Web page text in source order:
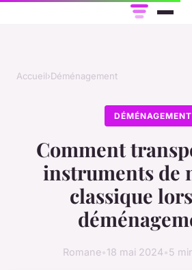
Accueil›Déménagement
DÉMÉNAGEMENT
Comment
instruments de
classique
Romane 18 mai 2024 5